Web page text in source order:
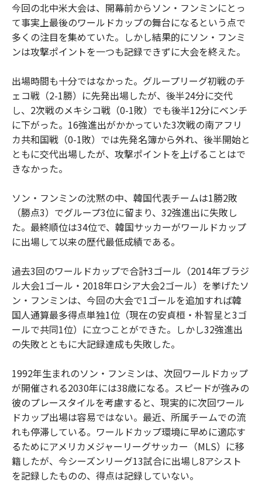
今回の北中米大会は、開幕前からソン・フンミンにとっ
て事実上最後のワールドカップの舞台になるという点で
多くの注目を集めていた。しかし結果的にソン・フンミ
ンは攻撃ポイントを一つも記録できずに大会を終えた。
出場時間も十分ではなかった。グループリーグ初戦のチ
ェコ戦（2-1勝）に先発出場したが、後半24分に交代
し、2次戦のメキシコ戦（0-1敗）でも後半12分にベンチ
に下がった。16強進出がかかっていた3次戦の南アフリ
カ共和国戦（0-1敗）では先発名簿から外れ、後半開始と
ともに交代出場したが、攻撃ポイントを上げることはで
きなかった。
ソン・フンミンの沈黙の中、韓国代表チームは1勝2敗
（勝点3）でグループ3位に留まり、32強進出に失敗し
た。最終順位は34位で、韓国サッカーがワールドカップ
に出場して以来の歴代最低成績である。
過去3回のワールドカップで合計3ゴール（2014年ブラジ
ル大会1ゴール・2018年ロシア大会2ゴール）を挙げたソ
ン・フンミンは、今回の大会で1ゴールを追加すれば韓
国人通算最多得点単独1位（現在の安貞桓・朴智星と3ゴ
ールで共同1位）に立つことができた。しかし32強進出
の失敗とともに大記録達成も失敗した。
1992年生まれのソン・フンミンは、次回ワールドカップ
が開催される2030年には38歳になる。スピードが強みの
彼のプレースタイルを考慮すると、現実的に次回ワール
ドカップ出場は容易ではない。最近、所属チームでの流
れも停滞している。ワールドカップ環境に早めに適応す
るためにアメリカメジャーリーグサッカー（MLS）に移
籍したが、今シーズンリーグ13試合に出場し8アシスト
を記録したものの、得点は記録していない。